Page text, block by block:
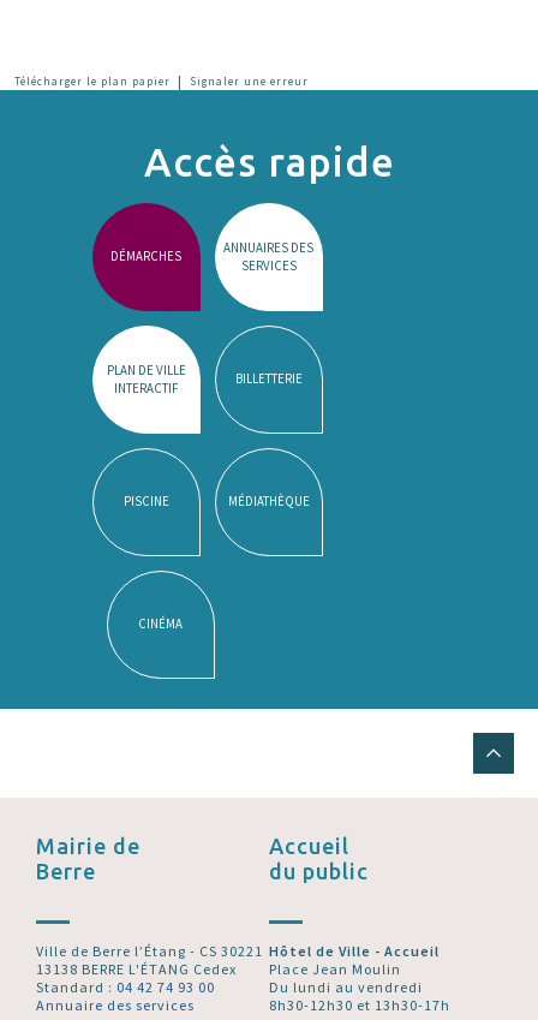
Télécharger le plan papier | Signaler une erreur
Accès rapide
DÉMARCHES
ANNUAIRES DES
SERVICES
PLAN DE VILLE
INTERACTIF
BILLETTERIE
PISCINE MÉDIATHÈQUE
CINÉMA
Mairie de
Berre
Ville de Berre l’Étang - CS 30221
13138 BERRE L'ÉTANG Cedex
Standard : 04 42 74 93 00
Annuaire des services
Accueil
du public
Hôtel de Ville - Accueil
Place Jean Moulin
Du lundi au vendredi
8h30-12h30 et 13h30-17h